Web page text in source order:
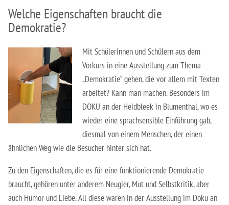
Welche Eigenschaften braucht die
Demokratie?
Mit Schülerinnen und Schülern aus dem
Vorkurs in eine Ausstellung zum Thema
„Demokratie“ gehen, die vor allem mit Texten
arbeitet? Kann man machen. Besonders im
DOKU an der Heidbleek in Blumenthal, wo es
wieder eine sprachsensible Einführung gab,
diesmal von einem Menschen, der einen
ähnlichen Weg wie die Besucher hinter sich hat.
Zu den Eigenschaften, die es für eine funktionierende Demokratie
braucht, gehören unter anderem Neugier, Mut und Selbstkritik, aber
auch Humor und Liebe. All diese waren in der Ausstellung im Doku an
Berufsfachschule für Kinderpflege
Berufsfachschule für Pflegeassistenz –
Heilerziehungspflege/Altenpflege
Berufsfachschule für Sozialpädagogische Assistenz
(Vollzeit)
Berufsfachschule für Sozialpädagogische Assistenz
(Teilzeit)
Fachoberschule für Gesundheit und Soziales
Fachschule für Heilerziehungspflege
Schulsozialarbeit